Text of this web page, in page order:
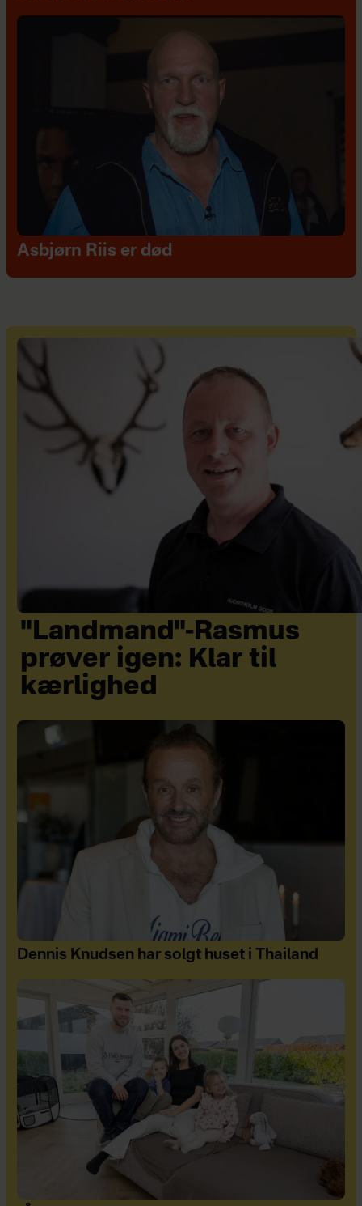
Asbjørn Riis er død
"Landmand"-Rasmus
prøver igen: Klar til
kærlighed
Dennis Knudsen har solgt huset i Thailand